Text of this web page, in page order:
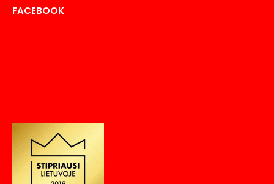
FACEBOOK